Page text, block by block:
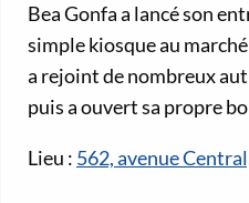
Bea Gonfa a lancé son
simple kiosque au
a rejoint de nombreux
puis a ouvert sa propre
Lieu : 562, avenue